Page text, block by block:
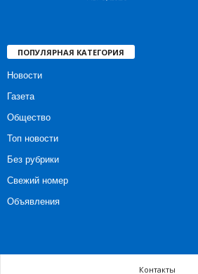
ПОПУЛЯРНАЯ КАТЕГОРИЯ
Новости
Газета
Общество
Топ новости
Без рубрики
Свежий номер
Объявления
Контакты